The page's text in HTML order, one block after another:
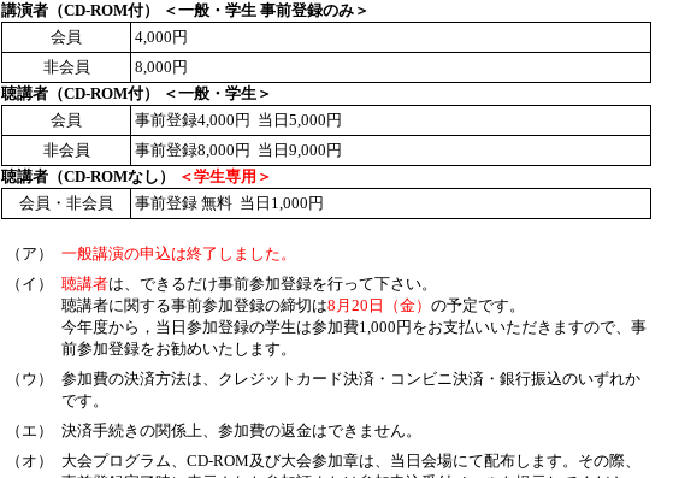
講演者（CD-ROM付） ＜一般・学生 事前登録のみ＞
会員
4,000円
非会員
8,000円
聴講者（CD-ROM付） ＜一般・学生＞
会員
事前登録4,000円 当日5,000円
非会員
事前登録8,000円 当日9,000円
聴講者（CD-ROMなし）
＜学生専用＞
会員・非会員
事前登録 無料 当日1,000円
（ア）
一般講演の申込は終了しました。
（イ）
聴講者は、できるだけ事前参加登録を行って下さい。
聴講者に関する事前参加登録の締切は8月20日（金） の予定です。
今年度から，当日参加登録の学生は参加費1,000円をお支払いいただきますので、事
前参加登録をお勧めいたします。
（ウ）
参加費の決済方法は、クレジットカード決済・コンビニ決済・銀行振込のいずれか
です。
（エ）
決済手続きの関係上、参加費の返金はできません。
（オ）
大会プログラム、CD-ROM及び大会参加章は、当日会場にて配布します。その際、